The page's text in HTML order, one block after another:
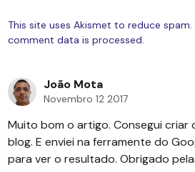
This site uses Akismet to reduce spam.
comment data is processed.
João Mota
Novembro 12 2017
Muito bom o artigo. Consegui criar
blog. E enviei na ferramente do
para ver o resultado. Obrigado